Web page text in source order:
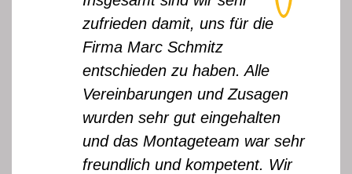
zufrieden damit, uns für die
Firma Marc Schmitz
entschieden zu haben. Alle
Vereinbarungen und Zusagen
wurden sehr gut eingehalten
und das Montageteam war sehr
freundlich und kompetent. Wir